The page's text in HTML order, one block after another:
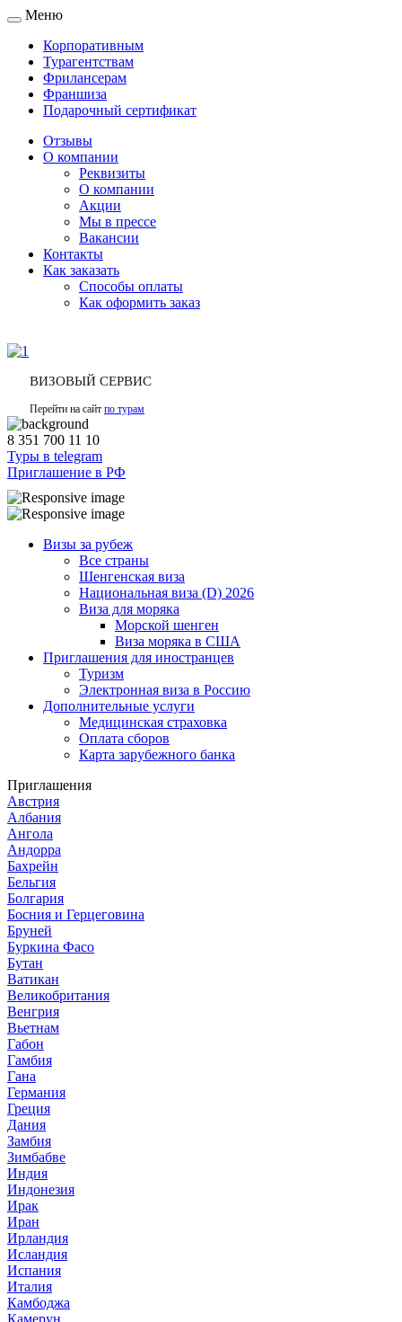
Toggle
navigation
Меню
Корпоративным
Турагентствам
Фрилансерам
Франшиза
Подарочный сертификат
Отзывы
О компании
Реквизиты
О компании
Акции
Мы в прессе
Вакансии
Контакты
Как заказать
Способы оплаты
Как оформить заказ
ВИЗОВЫЙ СЕРВИС
Перейти на сайт по турам
8 351 700 11 10
Туры в telegram
Приглашение в РФ
Визы за рубеж
Все страны
Шенгенская виза
Национальная виза (D) 2026
Виза для моряка
Морской шенген
Виза моряка в США
Приглашения для иностранцев
Туризм
Электронная виза в Россию
Дополнительные услуги
Медицинская страховка
Оплата сборов
Карта зарубежного банка
Приглашения
Австрия
Албания
Ангола
Андорра
Бахрейн
Бельгия
Болгария
Босния и Герцеговина
Бруней
Буркина Фасо
Бутан
Ватикан
Великобритания
Венгрия
Вьетнам
Габон
Гамбия
Гана
Германия
Греция
Дания
Замбия
Зимбабве
Индия
Индонезия
Ирак
Иран
Ирландия
Исландия
Испания
Италия
Камбоджа
Камерун